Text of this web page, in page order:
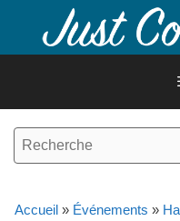
contenu
Accueil » Événements »